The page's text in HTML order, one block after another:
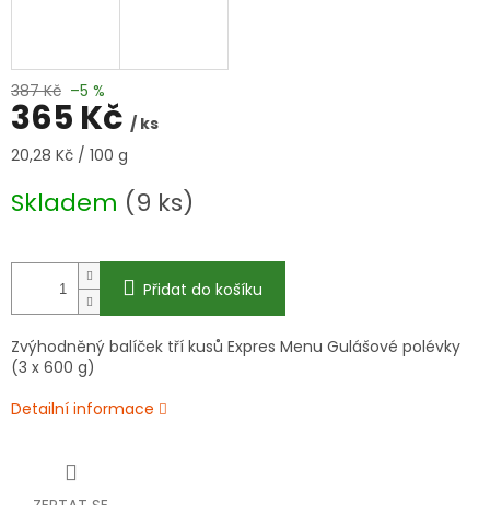
387 Kč –5 %
365 Kč / ks
Měrná
20,28 Kč / 100 g
Skladem (9 ks)
Přidat do košíku
Zvýhodněný balíček tří kusů Expres Menu Gulášové polévky
(3 x 600 g)
Detailní informace